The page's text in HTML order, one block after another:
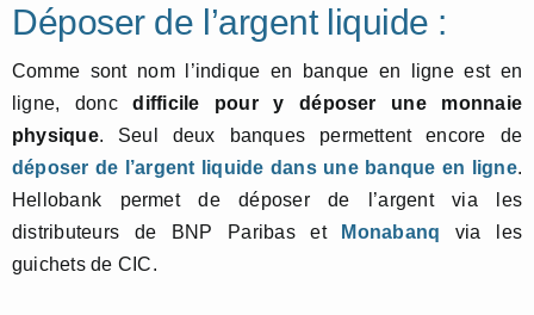
Déposer de l’argent liquide :
Comme sont nom l’indique en banque en ligne est en
ligne, doncdifficile pour y déposer une monnaie
physique. Seul deux banques permettent encore de
déposer de l’argent liquide dans une banque en ligne.
Hellobank permet de déposer de l’argent via les
distributeurs de BNP Paribas et
Monabanq via les
guichets de CIC.